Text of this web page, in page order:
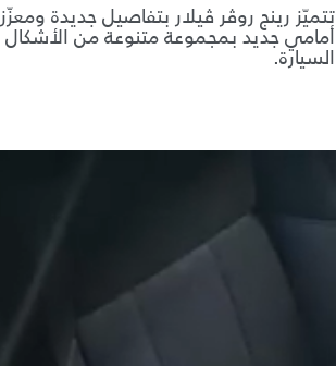
تتميّز رينج روڤر ڤيلار بتفاصيل جديدة
أمامي جديد بمجموعة متنوعة من الأشكال
السيارة.